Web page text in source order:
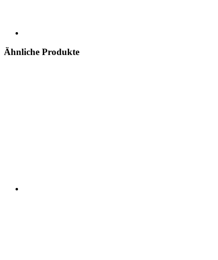
Ähnliche Produkte